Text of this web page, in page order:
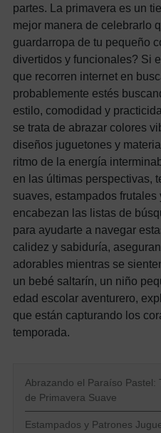
partes. La primavera es un
mejor manera de celebrarlo
guardarropa de tu pequeño
divertidos y funcionales? Si
que recorren internet en
probablemente estés
estilo, comodidad y
se trata de abrazar colores
diseños juguetones y
ritmo de la energía
en las últimas perspectivas,
suaves, estampados
encabezan las listas de
para ayudarte a navegar
calidez y sabiduría,
adorables mientras se
un bebé saltarín, un niño
edad escolar aventurero,
que están capturando los
temporada.
Abrazando el Paraíso Pastel:
de Primavera Suave
Estampados y Patrones